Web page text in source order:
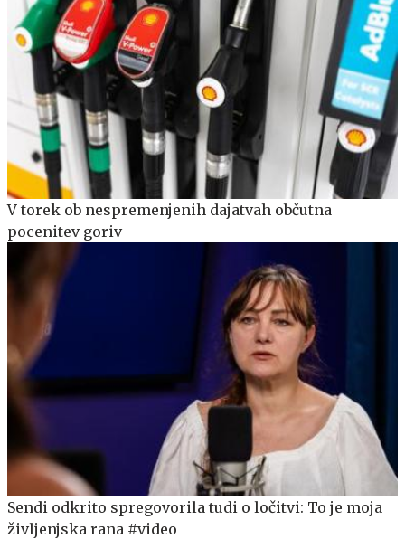
V torek ob nespremenjenih dajatvah občutna
pocenitev goriv
Sendi odkrito spregovorila tudi o ločitvi: To je moja
življenjska rana #video